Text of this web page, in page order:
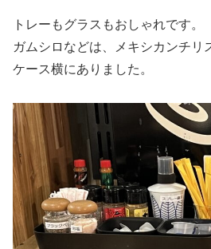
トレーもグラスもおしゃれです。
ガムシロなどは、メキシカンチリ
ケース横にありました。